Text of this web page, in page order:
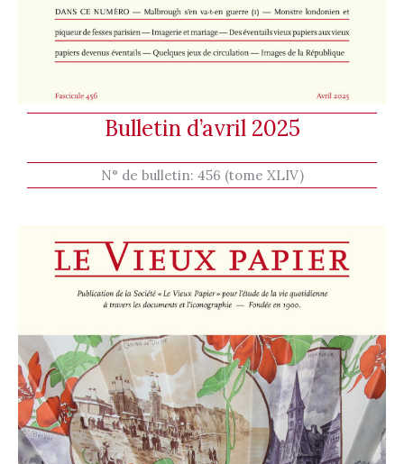
Bulletin d’avril 2025
N° de bulletin: 456 (tome XLIV)